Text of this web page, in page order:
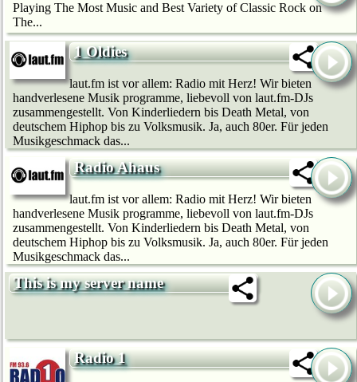
Playing The Most Music and Best Variety of Classic Rock on
The...
1 Oldies
laut.fm ist vor allem: Radio mit Herz! Wir bie­ten
handverlesene Musik programme, liebevoll von laut.fm-DJs
zusammengestellt. Von Kinderliedern bis Death Metal, von
deutschem Hip­hop bis zu Volksmusik. Ja, auch 80er. Für jeden
Musikgeschmack das...
Radio Ahaus
laut.fm ist vor allem: Radio mit Herz! Wir bie­ten
handverlesene Musik programme, liebevoll von laut.fm-DJs
zusammengestellt. Von Kinderliedern bis Death Metal, von
deutschem Hip­hop bis zu Volksmusik. Ja, auch 80er. Für jeden
Musikgeschmack das...
This is my server name
Radio 1